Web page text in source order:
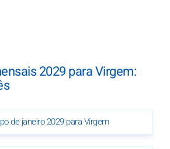
2029 para Virgem:
de janeiro 2029 para Virgem